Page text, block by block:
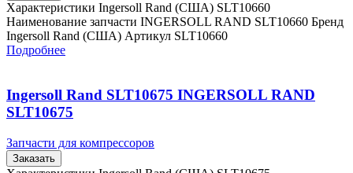
Характеристики Ingersoll Rand (США) SLT10660
Наименование запчасти INGERSOLL RAND SLT10660 Бренд
Ingersoll Rand (США) Артикул SLT10660
Подробнее
Ingersoll Rand SLT10675 INGERSOLL RAND
SLT10675
Запчасти для компрессоров
Заказать